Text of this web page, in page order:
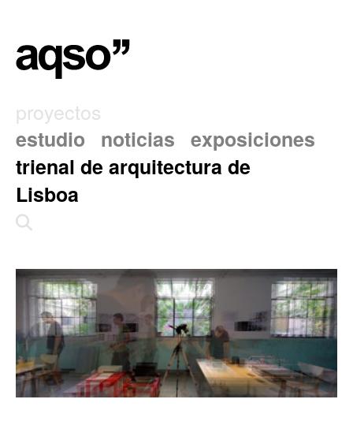
proyectos
estudio
noticias exposiciones
trienal de arquitectura de
Lisboa